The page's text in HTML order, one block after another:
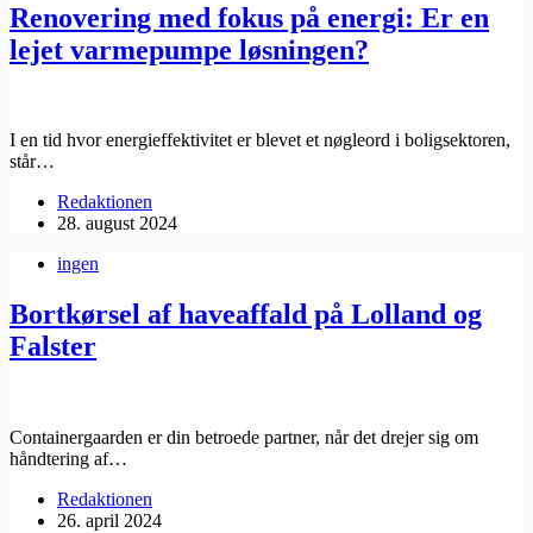
Renovering med fokus på energi: Er en
lejet varmepumpe løsningen?
I en tid hvor energieffektivitet er blevet et nøgleord i boligsektoren,
står…
Redaktionen
28. august 2024
ingen
Bortkørsel af haveaffald på Lolland og
Falster
Containergaarden er din betroede partner, når det drejer sig om
håndtering af…
Redaktionen
26. april 2024